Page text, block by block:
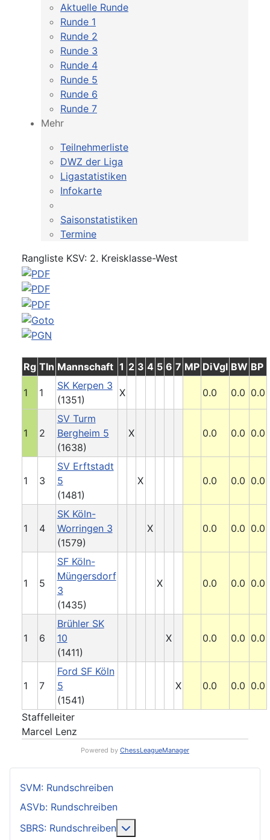
Aktuelle Runde
Runde 1
Runde 2
Runde 3
Runde 4
Runde 5
Runde 6
Runde 7
Mehr
Teilnehmerliste
DWZ der Liga
Ligastatistiken
Infokarte
Saisonstatistiken
Termine
Rangliste KSV: 2. Kreisklasse-West
Rg Tln Mannschaft 1 2 3 4 5 6 7 MP DiVgl BW BP
1 1
SK Kerpen 3
(1351)
X 0.0 0.0 0.0
1 2
SV Turm
Bergheim 5
(1638)
X 0.0 0.0 0.0
1 3
SV Erftstadt
5
(1481)
X 0.0 0.0 0.0
1 4
SK Köln-
Worringen 3
(1579)
X 0.0 0.0 0.0
1 5
SF Köln-
Müngersdorf
3
(1435)
X 0.0 0.0 0.0
1 6
Brühler SK
10
(1411)
X 0.0 0.0 0.0
1 7
Ford SF Köln
5
(1541)
X 0.0 0.0 0.0
Staffelleiter
Marcel Lenz
Powered by ChessLeagueManager
SVM: Rundschreiben
ASVb: Rundschreiben
SBRS: Rundschreiben